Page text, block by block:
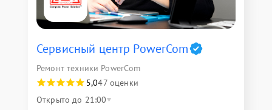
Сервисный центр PowerCom
Ремонт техники PowerCom
5,047 оценки
Открыто до 21:00